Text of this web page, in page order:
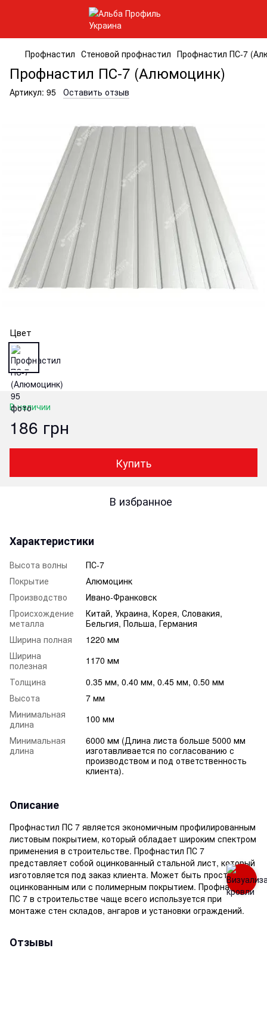
Профнастил Стеновой профнастил Профнастил ПС-7
Профнастил ПС-7 (Алюмоцинк)
Артикул: 95 Оставить отзыв
Цвет
В наличии
186 грн
Купить
В избранное
Характеристики
Высота волны
ПС-7
Покрытие
Алюмоцинк
Производство
Ивано-Франковск
Происхождение
металла
Китай, Украина, Корея, Словакия,
Бельгия, Польша, Германия
Ширина полная
1220 мм
Ширина
полезная
1170 мм
Толщина
0.35 мм, 0.40 мм, 0.45 мм, 0.50 мм
Высота
7 мм
Минимальная
длина
100 мм
Минимальная
длина
6000 мм (Длина листа больше 5000 мм
изготавливается по согласованию с
производством и под ответственность
клиента).
Описание
Профнастил ПС 7 является экономичным профилированным
листовым покрытием, который обладает широким спектром
применения в строительстве. Профнастил ПС 7
представляет собой оцинкованный стальной лист, который
изготовляется под заказ клиента. Может быть просто
оцинкованным или с полимерным покрытием. Профнастил
ПС 7 в строительстве чаще всего используется при
монтаже стен складов, ангаров и установки ограждений.
Отзывы